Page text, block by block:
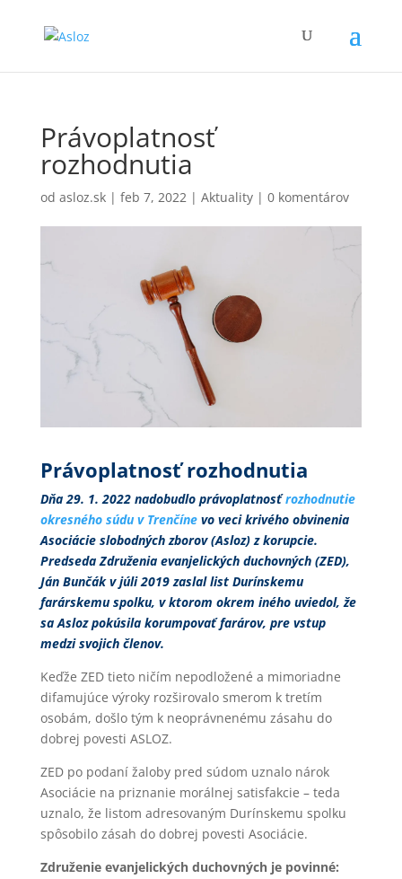
Právoplatnosť
rozhodnutia
od asloz.sk| feb 7, 2022| Aktuality| 0 komentárov
Právoplatnosť rozhodnutia
Dňa 29. 1. 2022 nadobudlo právoplatnosťrozhodnutie
okresného súdu v Trenčínevo veci krivého obvinenia
Asociácie slobodných zborov (Asloz) z korupcie.
Predseda Združenia evanjelických duchovných (ZED),
Ján Bunčák v júli 2019 zaslal list Durínskemu
farárskemu spolku, v ktorom okrem iného uviedol, že
sa Asloz pokúsila korumpovať farárov, pre vstup
medzi svojich členov.
Keďže ZED tieto ničím nepodložené a mimoriadne
difamujúce výroky rozširovalo smerom k tretím
osobám, došlo tým k neoprávnenému zásahu do
dobrej povesti ASLOZ.
ZED po podaní žaloby pred súdom uznalo nárok
Asociácie na priznanie morálnej satisfakcie – teda
uznalo, že listom adresovaným Durínskemu spolku
spôsobilo zásah do dobrej povesti Asociácie.
Združenie evanjelických duchovných je povinné: